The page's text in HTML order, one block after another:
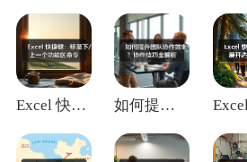
Excel 快捷键：移至下/上一个功能区 如何提升团队协作效率？协作技巧全解析